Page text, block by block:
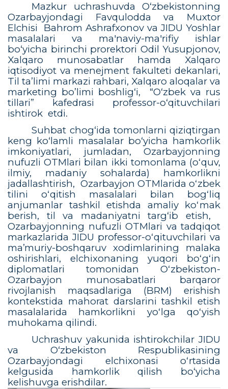
Mazkur uchrashuvda O‘zbekistonning
Ozarbayjondagi Favqulodda va Muxtor
Elchisi
Bahrom Ashrafxonov va JIDU Yoshlar
masalalari va ma'naviy-ma'rifiy ishlar
bo‘yicha birinchi prorektori Odil Yusupjonov,
Xalqaro munosabatlar hamda Xalqaro
iqtisodiyot va menejment fakulteti dekanlari,
Til ta’limi markazi rahbari, Xalqaro aloqalar va
marketing bo’limi boshlig‘i,
“O‘zbek va rus
tillari” kafedrasi professor-o‘qituvchilari
ishtirok etdi.
Suhbat chog‘ida tomonlarni qiziqtirgan
keng ko‘lamli masalalar bo‘yicha hamkorlik
imkoniyatlari, jumladan, Ozarbayjonning
nufuzli OTMlari bilan ikki tomonlama (oʻquv,
ilmiy, madaniy sohalarda) hamkorlikni
jadallashtirish, Ozarbayjon OTMlarida oʻzbek
tilini oʻqitish masalalari bilan bogʻliq
anjumanlar tashkil etishda amaliy koʻmak
berish, til va madaniyatni targ‘ib etish,
Ozarbayjonning nufuzli OTMlari va tadqiqot
markazlarida JIDU professor-oʻqituvchilari va
maʼmuriy-boshqaruv xodimlarining malaka
oshirishlari, elchixonaning yuqori boʻgʻin
diplomatlari tomonidan Oʻzbekiston-
Ozarbayjon munosabatlari barqaror
rivojlanish maqsadlariga (BRM) erishish
kontekstida mahorat darslarini tashkil etish
masalalarida hamkorlikni yoʻlga qoʻyish
muhokama qilindi.
Uchrashuv yakunida ishtirokchilar JIDU
va O‘zbekiston Respublikasining
Ozarbayjondagi elchixonasi o‘rtasida
kelgusida hamkorlik qilish bo‘yicha
kelishuvga erishdilar.